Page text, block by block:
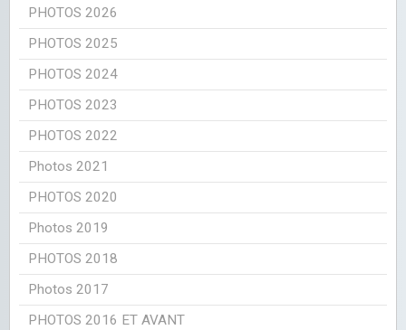
PHOTOS 2026
PHOTOS 2025
PHOTOS 2024
PHOTOS 2023
PHOTOS 2022
Photos 2021
PHOTOS 2020
Photos 2019
PHOTOS 2018
Photos 2017
PHOTOS 2016 ET AVANT